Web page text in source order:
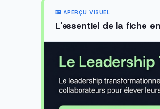
🖼️ APERÇU VISUEL
L'essentiel de la fiche